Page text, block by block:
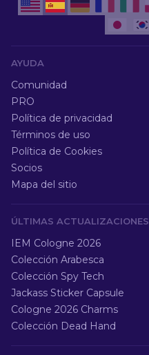
AYUDA
Comunidad
PRO
Política de privacidad
Términos de uso
Política de Cookies
Socios
Mapa del sitio
ÚLTIMAS ACTUALIZACIONES
IEM Cologne 2026
Colección Arabesca
Colección Spy Tech
Jackass Sticker Capsule
Cologne 2026 Charms
Colección Dead Hand